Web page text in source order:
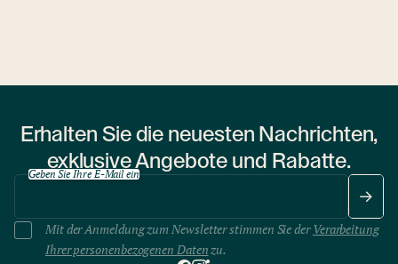
Erhalten Sie die neuesten Nachrichten,
exklusive Angebote und Rabatte.
Geben Sie Ihre E-Mail ein
Mit der Anmeldung zum Newsletter stimmen Sie derVerarbeitung
Ihrer personenbezogenen Datenzu.